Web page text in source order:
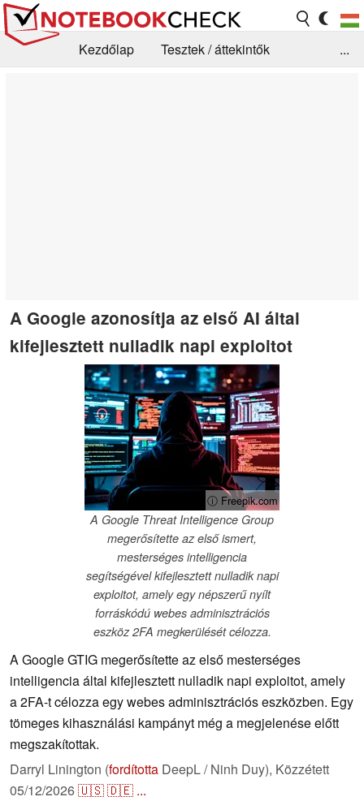
Kezdőlap
Tesztek / áttekintők
...
A Google azonosítja az első AI által
kifejlesztett nulladik napi exploitot
ⓘ Freepik.com
A Google Threat Intelligence Group
megerősítette az első ismert,
mesterséges intelligencia
segítségével kifejlesztett nulladik napi
exploitot, amely egy népszerű nyílt
forráskódú webes adminisztrációs
eszköz 2FA megkerülését célozza.
A Google GTIG megerősítette az első mesterséges
intelligencia által kifejlesztett nulladik napi exploitot, amely
a 2FA-t célozza egy webes adminisztrációs eszközben. Egy
tömeges kihasználási kampányt még a megjelenése előtt
megszakítottak.
Darryl Linington (fordította DeepL / Ninh Duy), Közzétett
05/12/2026🇺🇸🇩🇪 ...